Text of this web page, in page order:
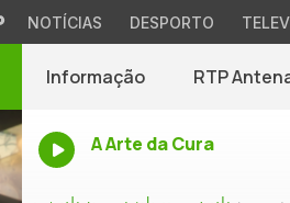
NOTÍCIAS DESPORTO
Informação RTP
A Arte da Cura